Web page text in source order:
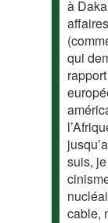
à
qui
suis,
cable,